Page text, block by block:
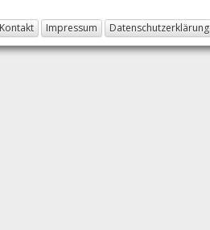
Kontakt Impressum Datenschutzerklärung